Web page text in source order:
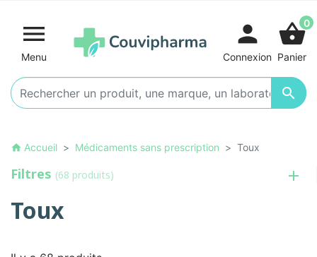

Menu

person
Connexion
shopping_basket0
Panier
home Accueil Médicaments sans prescription Toux
Filtres (68 produits)
Toux